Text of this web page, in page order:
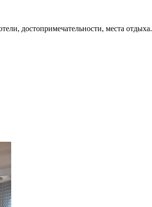
достопримечательности, места отдыха.